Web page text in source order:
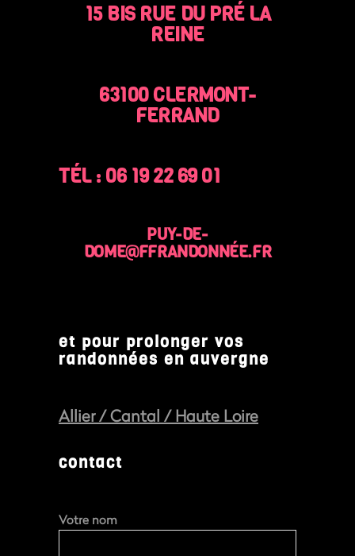
15 BIS RUE DU PRÉ LA
REINE
63100 CLERMONT-
FERRAND
TÉL : 06 19 22 69 01
PUY-DE-
DOME@FFRANDONNÉE.FR
et pour prolonger vos
randonnées en auvergne
Allier/Cantal /Haute Loire
contact
Votre nom